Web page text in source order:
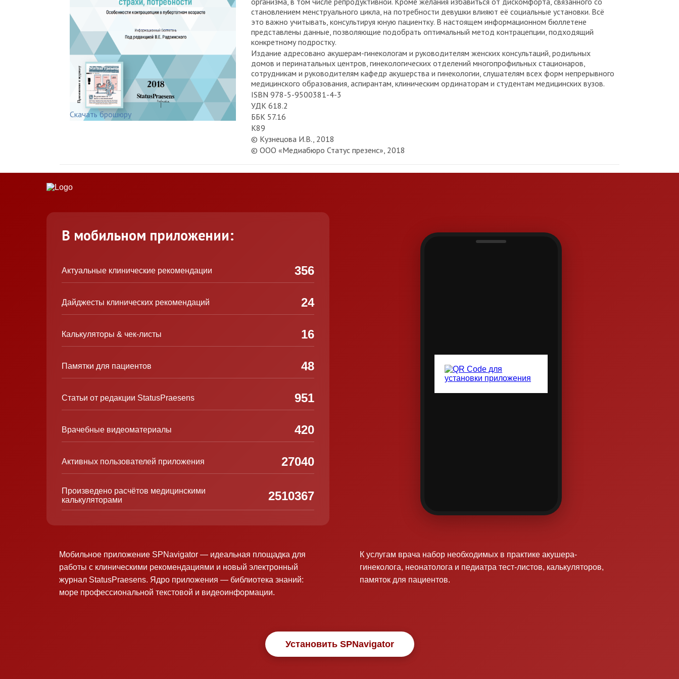
Скачать брошюру
становлением менструального цикла, на потребности девушки влияют её социальные установки. Всё
это важно учитывать, консультируя юную пациентку. В настоящем информационном бюллетене
представлены данные, позволяющие подобрать оптимальный метод контрацепции, подходящий
конкретному подростку.
Издание адресовано акушерам-гинекологам и руководителям женских консультаций, родильных
домов и перинатальных центров, гинекологических отделений многопрофильных стационаров,
сотрудникам и руководителям кафедр акушерства и гинекологии, слушателям всех форм непрерывного
медицинского образования, аспирантам, клиническим ординаторам и студентам медицинских вузов.
ISBN 978-5-9500381-4-3
УДК 618.2
ББК 57.16
К89
© Кузнецова И.В., 2018
© ООО «Медиабюро Статус презенс», 2018
В мобильном приложении:
Актуальные клинические рекомендации 356
Дайджесты клинических рекомендаций 24
Калькуляторы & чек-листы 16
Памятки для пациентов 48
Статьи от редакции StatusPraesens 951
Врачебные видеоматериалы 420
Активных пользователей приложения 27040
Произведено расчётов медицинскими
калькуляторами
2510367
Мобильное приложение SPNavigator — идеальная площадка для
работы с клиническими рекомендациями и новый электронный
журнал StatusPraesens. Ядро приложения — библиотека знаний:
море профессиональной текстовой и видеоинформации.
К услугам врача набор необходимых в практике акушера-
гинеколога, неонатолога и педиатра тест-листов, калькуляторов,
памяток для пациентов.
Установить SPNavigator